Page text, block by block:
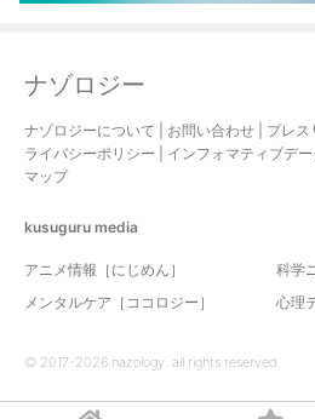
ナゾロジー
ナゾロジーについて お問い合わせ プレス
ライバシーポリシー
インフォマティブデ
マップ
kusuguru media
アニメ情報［にじめん］
科学
メンタルケア［ココロジー］
心理
© 2017-2026 nazology. all rights reserved.